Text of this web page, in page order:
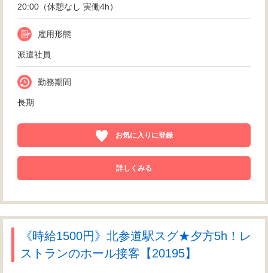
20:00（休憩なし 実働4h）
雇用形態
派遣社員
勤務期間
長期
お気に入りに登録
詳しくみる
《時給1500円》北参道駅スグ★夕方5h！レ
ストランのホール接客【20195】